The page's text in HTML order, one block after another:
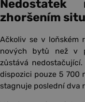
zhoršením
Ačkoliv se v loňském
nových bytů než v
zůstává
dispozici pouze 5 700
stagnuje poslední dva